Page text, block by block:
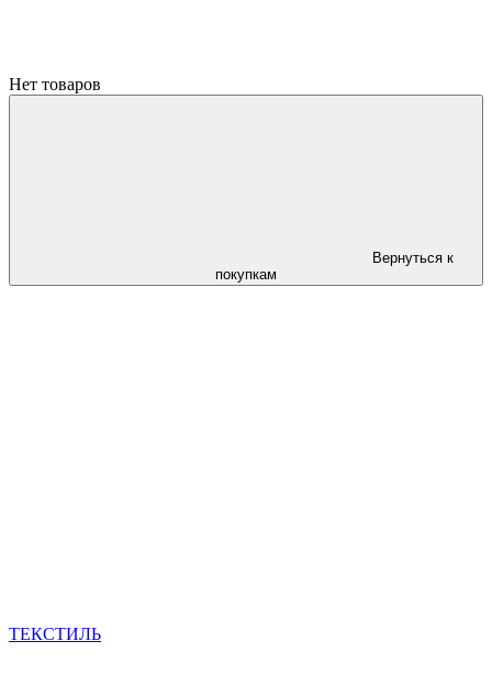
Нет товаров
Вернуться к
покупкам
ТЕКСТИЛЬ